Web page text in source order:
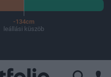
-134cm
leállási küszöb